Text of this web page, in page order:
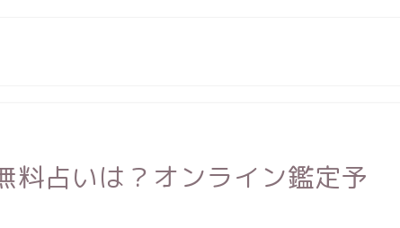
料占いは？オンライン鑑定予